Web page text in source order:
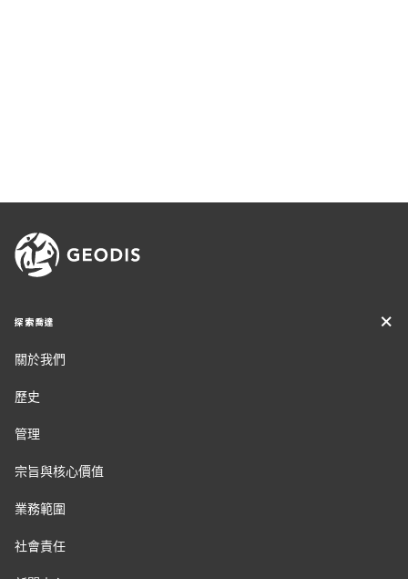
探索喬達
關於我們
歷史
管理
宗旨與核心價值
業務範圍
社會責任